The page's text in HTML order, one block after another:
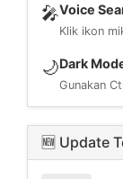
🎤Voice
Klik ikon
🌙Dark
Gunakan
🆕 Update